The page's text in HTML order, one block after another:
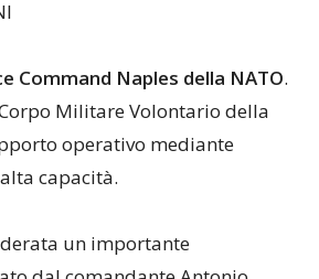
Command Naples della NATO.
Militare Volontario della
operativo mediante
capacità.
un importante